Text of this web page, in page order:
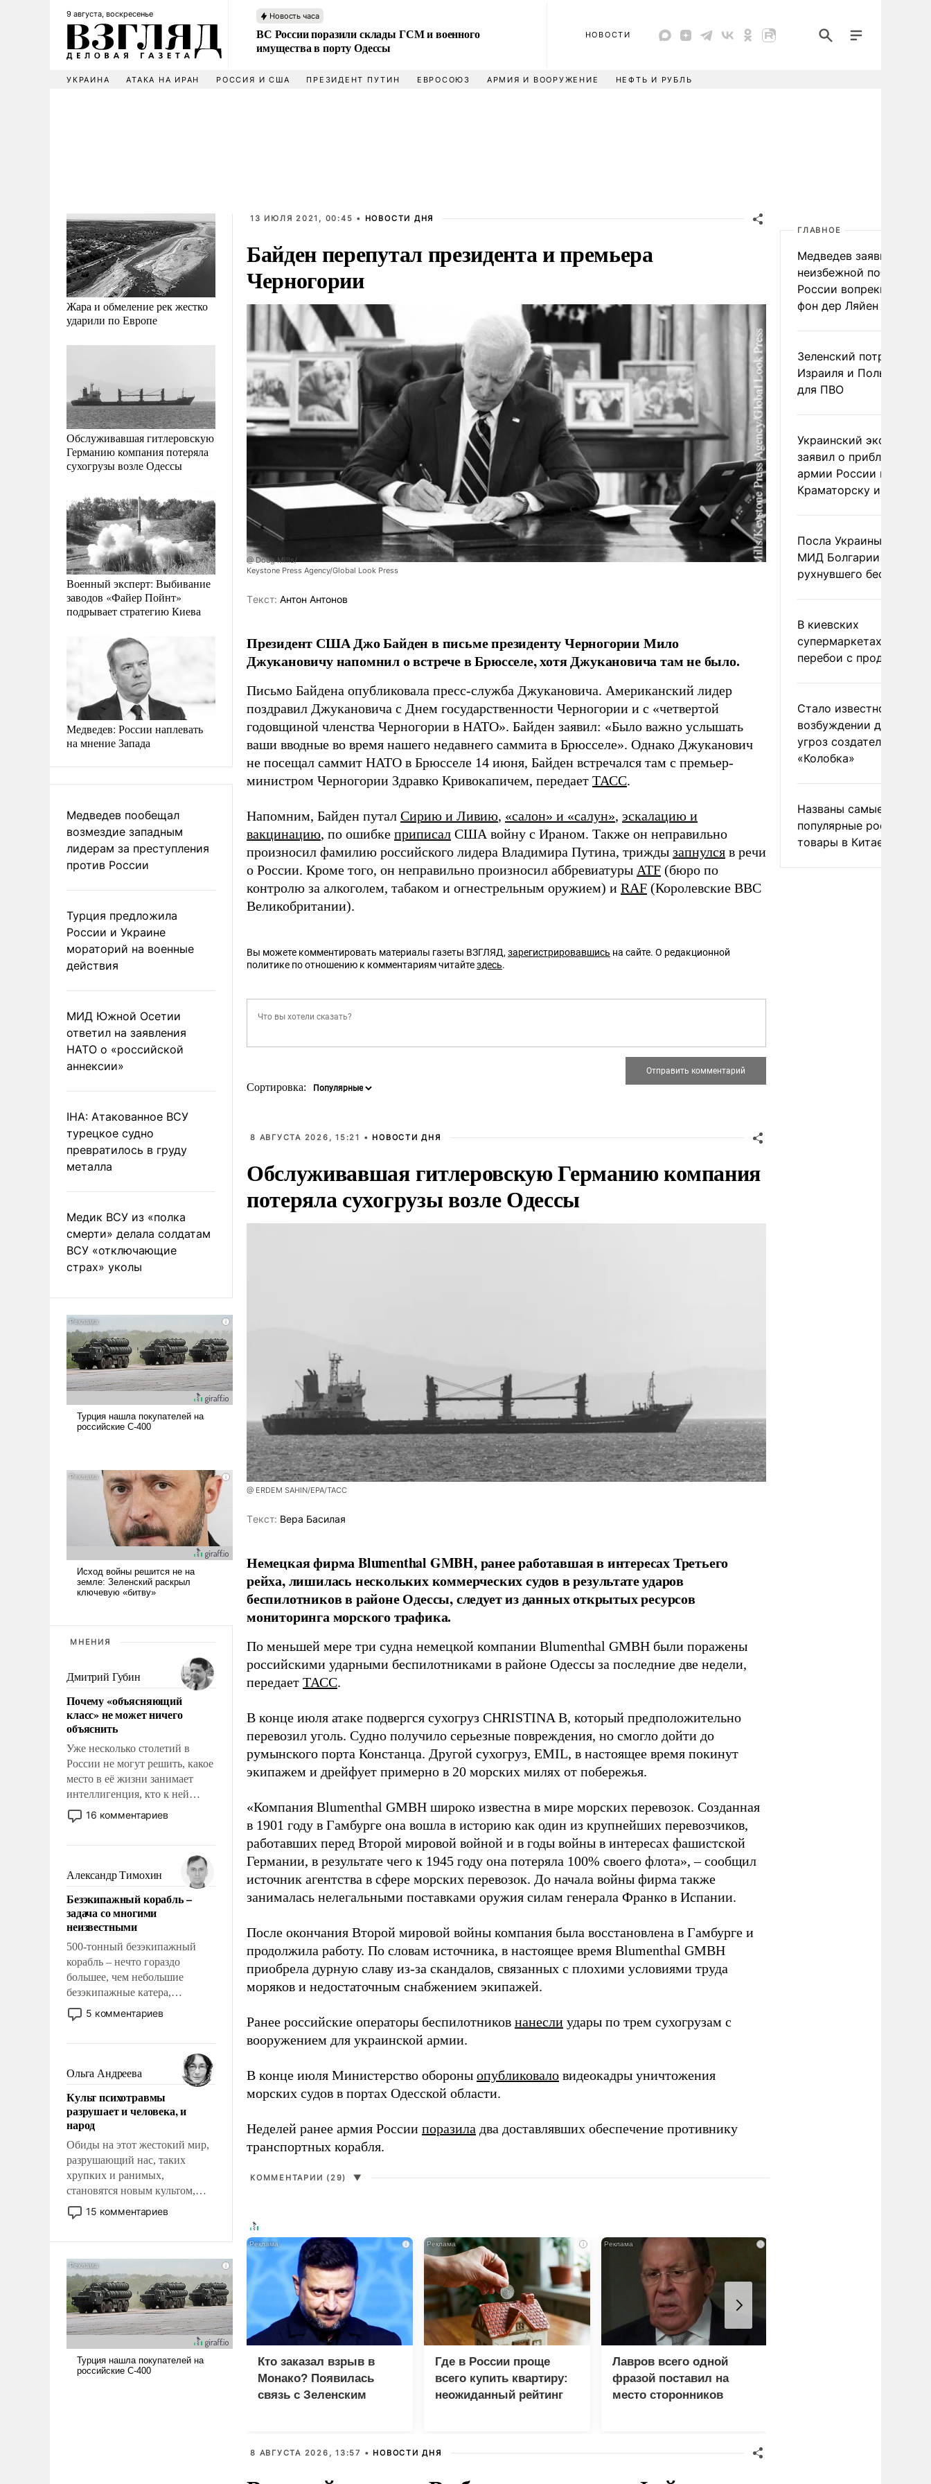
9 августа, воскресенье Новость часа
ВС России поразили склады ГСМ и военного
имущества в порту Одессы
НОВОСТИ
УКРАИНА АТАКА НА ИРАН РОССИЯ И США ПРЕЗИДЕНТ ПУТИН ЕВРОСОЮЗ АРМИЯ И ВООРУЖЕНИЕ НЕФТЬ И РУБЛЬ
Жара и обмеление рек жестко
ударили по Европе
Обслуживавшая гитлеровскую
Германию компания потеряла
сухогрузы возле Одессы
Военный эксперт: Выбивание
заводов «Файер Пойнт»
подрывает стратегию Киева
Медведев: России наплевать
на мнение Запада
Медведев пообещал
возмездие западным
лидерам за преступления
против России
Турция предложила
России и Украине
мораторий на военные
действия
МИД Южной Осетии
ответил на заявления
НАТО о «российской
аннексии»
IHA: Атакованное ВСУ
турецкое судно
превратилось в груду
металла
Медик ВСУ из «полка
смерти» делала солдатам
ВСУ «отключающие
страх» уколы
МНЕНИЯ
Дмитрий Губин
Почему «объясняющий
класс» не может ничего
объяснить
Уже несколько столетий в
России не могут решить, какое
место в её жизни занимает
интеллигенция, кто к ней
принадлежит, а кого из неё
исключили с правом
чем она отличается от просто
образованных людей. Иногда
казалось, что эти вопросы
решены раз и навсегда, но –
нет, не решены.
16 комментариев
Александр Тимохин
Безэкипажный корабль –
задача со многими
неизвестными
500-тонный безэкипажный
корабль – нечто гораздо
большее, чем небольшие
безэкипажные катера,
применение которых уже
стало обыденностью. Задача по
сложна и амбициозна. Однако
и ее реализация радикально
поднимет наши боевые
возможности.
5 комментариев
Ольга Андреева
Культ психотравмы
разрушает и человека, и
народ
Обиды на этот жестокий мир,
разрушающий нас, таких
хрупких и ранимых,
становятся новым культом,
постепенно вытесняя и
отменяя традиционное
ударами судьбы, брать на себя
ответственность, помогать
слабым, идти вперед и
адаптироваться.
15 комментариев
13 ИЮЛЯ 2021, 00:45 • НОВОСТИ ДНЯ
Байден перепутал президента и премьера
Черногории
@ Doug Mills/
Keystone Press Agency/Global Look Press
Tекст: Антон Антонов
Президент США Джо Байден в письме президенту Черногории Мило
Джукановичу напомнил о встрече в Брюсселе, хотя Джукановича там не было.
Письмо Байдена опубликовала пресс-служба Джукановича. Американский лидер
поздравил Джукановича с Днем государственности Черногории и с «четвертой
годовщиной членства Черногории в НАТО». Байден заявил: «Было важно услышать
ваши вводные во время нашего недавнего саммита в Брюсселе». Однако Джуканович
не посещал саммит НАТО в Брюсселе 14 июня, Байден встречался там с премьер-
министром Черногории Здравко Кривокапичем, передает ТАСС.
Напомним, Байден путал Сирию и Ливию, «салон» и «салун», эскалацию и
вакцинацию, по ошибке приписал США войну с Ираном. Также он неправильно
произносил фамилию российского лидера Владимира Путина, трижды запнулся в речи
о России. Кроме того, он неправильно произносил аббревиатуры ATF (бюро по
контролю за алкоголем, табаком и огнестрельным оружием) и RAF (Королевские ВВС
Великобритании).
Вы можете комментировать материалы газеты ВЗГЛЯД,зарегистрировавшись на сайте. О редакционной
политике по отношению к комментариям читайтездесь.
Сортировка:
8 АВГУСТА 2026, 15:21 • НОВОСТИ ДНЯ
Обслуживавшая гитлеровскую Германию компания
потеряла сухогрузы возле Одессы
@ ERDEM SAHIN/EPA/ТАСС
Tекст: Вера Басилая
Немецкая фирма Blumenthal GMBH, ранее работавшая в интересах Третьего
рейха, лишилась нескольких коммерческих судов в результате ударов
беспилотников в районе Одессы, следует из данных открытых ресурсов
мониторинга морского трафика.
По меньшей мере три судна немецкой компании Blumenthal GMBH были поражены
российскими ударными беспилотниками в районе Одессы за последние две недели,
передает ТАСС.
В конце июля атаке подвергся сухогруз CHRISTINA B, который предположительно
перевозил уголь. Судно получило серьезные повреждения, но смогло дойти до
румынского порта Констанца. Другой сухогруз, EMIL, в настоящее время покинут
экипажем и дрейфует примерно в 20 морских милях от побережья.
«Компания Blumenthal GMBH широко известна в мире морских перевозок. Созданная
в 1901 году в Гамбурге она вошла в историю как один из крупнейших перевозчиков,
работавших перед Второй мировой войной и в годы войны в интересах фашистской
Германии, в результате чего к 1945 году она потеряла 100% своего флота», – сообщил
источник агентства в сфере морских перевозок. До начала войны фирма также
занималась нелегальными поставками оружия силам генерала Франко в Испании.
После окончания Второй мировой войны компания была восстановлена в Гамбурге и
продолжила работу. По словам источника, в настоящее время Blumenthal GMBH
приобрела дурную славу из-за скандалов, связанных с плохими условиями труда
моряков и недостаточным снабжением экипажей.
Ранее российские операторы беспилотников нанесли удары по трем сухогрузам с
вооружением для украинской армии.
В конце июля Министерство обороны опубликовало видеокадры уничтожения
морских судов в портах Одесской области.
Неделей ранее армия России поразила два доставлявших обеспечение противнику
транспортных корабля.
КОММЕНТАРИИ (29) ▼
i
Кто заказал взрыв в
Монако? Появилась
связь с Зеленским
i
Где в России проще
всего купить квартиру:
неожиданный рейтинг
i
Лавров всего одной
фразой поставил на
место сторонников
8 АВГУСТА 2026, 13:57 • НОВОСТИ ДНЯ
ГЛАВНОЕ
Медведев заявил о
неизбежной победе
России вопреки словам
фон дер Ляйен
Зеленский потребовал
Израиля и Польши
для ПВО
Украинский эксперт
заявил о приближении
армии России к
Краматорску и
Посла Украины
МИД Болгарии из-за
рухнувшего
В киевских
супермаркетах
перебои с продуктами
Стало известно о
возбуждении дела из-
угроз создателям
«Колобка»
Названы самые
популярные российские
товары в Китае